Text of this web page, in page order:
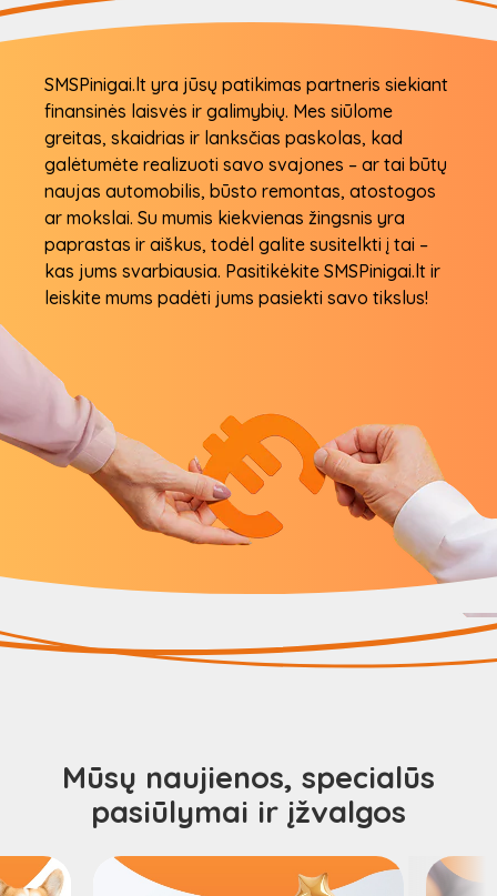
SMSPinigai.lt yra jūsų patikimas partneris siekiant
finansinės laisvės ir galimybių. Mes siūlome
greitas, skaidrias ir lanksčias paskolas, kad
galėtumėte realizuoti savo svajones – ar tai būtų
naujas automobilis, būsto remontas, atostogos
ar mokslai. Su mumis kiekvienas žingsnis yra
paprastas ir aiškus, todėl galite susitelkti į tai –
kas jums svarbiausia. Pasitikėkite SMSPinigai.lt ir
leiskite mums padėti jums pasiekti savo tikslus!
Mūsų naujienos, specialūs
pasiūlymai ir įžvalgos